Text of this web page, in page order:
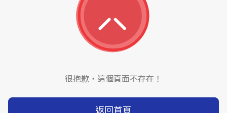
很抱歉，這個頁面不存在！
返回首頁